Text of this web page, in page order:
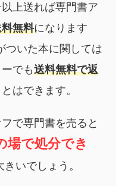
上送れば専門書ア
無料になります
いた本に関しては
でも送料無料で返
はできます。
で専門書を売ると
場で処分でき
きいでしょう。